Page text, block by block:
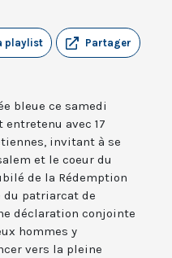
Partager
playlist
bleue ce samedi
entretenu avec 17
invitant à se
et le coeur du
de la Rédemption
du patriarcat de
déclaration conjointe
hommes y
vers la pleine